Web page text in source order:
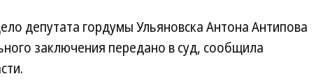
депутата гордумы Ульяновска Антона Антипова
заключения передано в суд, сообщила